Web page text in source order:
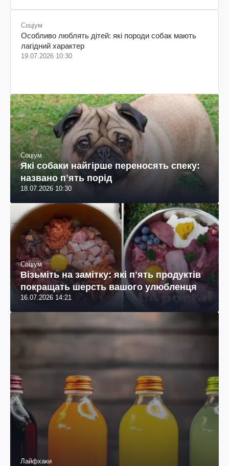
Соціум
Особливо люблять дітей: які породи собак мають
лагідний характер
19.07.2026 10:30
Соціум
Які собаки найгірше переносять спеку:
названо пʼять порід
18.07.2026 10:30
Соціум
Візьміть на замітку: які пʼять продуктів
покращать шерсть вашого улюбленця
16.07.2026 14:21
Лайфхаки